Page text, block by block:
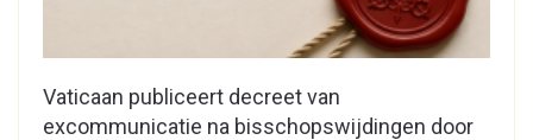
Vaticaan publiceert decreet van
excommunicatie na bisschopswijdingen door